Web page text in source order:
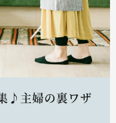
♪主婦の裏ワザ